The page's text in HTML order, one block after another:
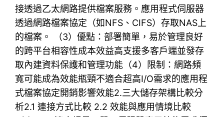
接透過乙太網路提供檔案服務。應用程式伺服器
透過網路檔案協定（如NFS、CIFS）存取NAS上
的檔案。 （3）優點：部署簡單，易於管理良好
的跨平台相容性成本效益高支援多客戶端並發存
取內建資料保護和管理功能（4）限制：網路頻
寬可能成為效能瓶頸不適合超高I/O需求的應用程
式檔案協定開銷影響效能2.三大儲存架構比較分
析2.1 連接方式比較 2.2 效能與應用情境比較